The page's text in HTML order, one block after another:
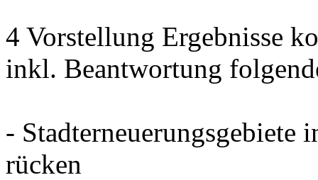
4 Vorstellung Ergebnisse
inkl. Beantwortung
- Stadterneuerungsgebiete
rücken